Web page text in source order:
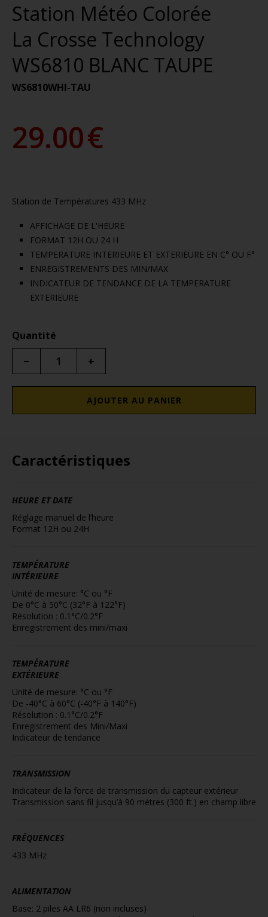
Station Météo Colorée
La Crosse Technology
WS6810 BLANC TAUPE
WS6810WHI-TAU
29.00€
Station de Températures 433 MHz
AFFICHAGE DE L'HEURE
FORMAT 12H OU 24 H
TEMPERATURE INTERIEURE ET EXTERIEURE EN C° OU F°
ENREGISTREMENTS DES MIN/MAX
INDICATEUR DE TENDANCE DE LA TEMPERATURE
EXTERIEURE
Quantité
− +
AJOUTER AU PANIER
Caractéristiques
HEURE ET DATE
Réglage manuel de l’heure
Format 12H ou 24H
TEMPÉRATURE
INTÉRIEURE
Unité de mesure: °C ou °F
De 0°C à 50°C (32°F à 122°F)
Résolution : 0.1°C/0.2°F
Enregistrement des mini/maxi
TEMPÉRATURE
EXTÉRIEURE
Unité de mesure: °C ou °F
De -40°C à 60°C (-40°F à 140°F)
Résolution : 0.1°C/0.2°F
Enregistrement des Mini/Maxi
Indicateur de tendance
TRANSMISSION
Indicateur de la force de transmission du capteur extérieur
Transmission sans fil jusqu’à 90 mètres (300 ft.) en champ libre
FRÉQUENCES
433 MHz
ALIMENTATION
Base: 2 piles AA LR6 (non incluses)